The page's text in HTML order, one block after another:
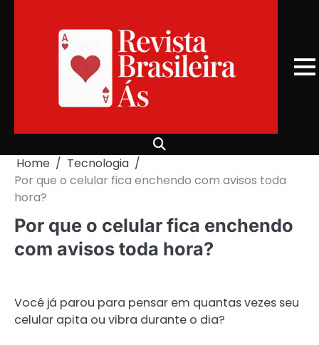
Home
Tecnologia
Por que o celular fica enchendo com avisos toda
hora?
Por que o celular fica enchendo
com avisos toda hora?
Você já parou para pensar em quantas vezes seu
celular apita ou vibra durante o dia?